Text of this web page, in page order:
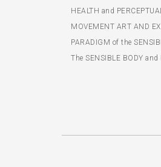
HEALTH and
MOVEMENT ART AND
PARADIGM of the
The SENSIBLE BODY and